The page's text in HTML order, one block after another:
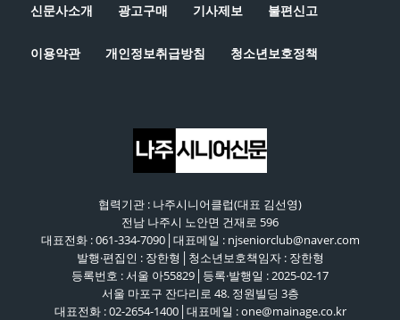
신문사소개 광고구매 기사제보 불편신고
이용약관 개인정보취급방침 청소년보호정책
협력기관 : 나주시니어클럽(대표 김선영)
전남 나주시 노안면 건재로 596
대표전화 : 061-334-7090│대표메일 : njseniorclub@naver.com
발행·편집인 : 장한형│청소년보호책임자 : 장한형
등록번호 : 서울 아55829│등록·발행일 : 2025-02-17
서울 마포구 잔다리로 48. 정원빌딩 3층
대표전화 : 02-2654-1400│대표메일 : one@mainage.co.kr